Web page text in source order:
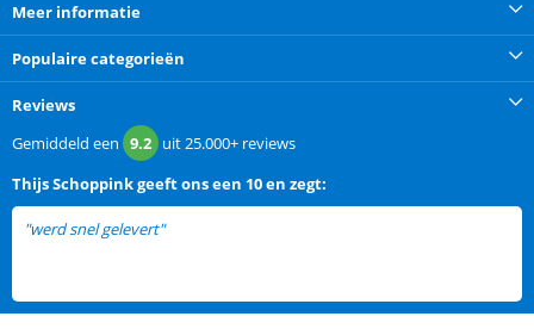
Meer informatie
Populaire categorieën
Reviews
Gemiddeld een 9.2 uit25.000+ reviews
Thijs Schoppinkgeeft ons een 10 en zegt:
"werd snel gelevert"